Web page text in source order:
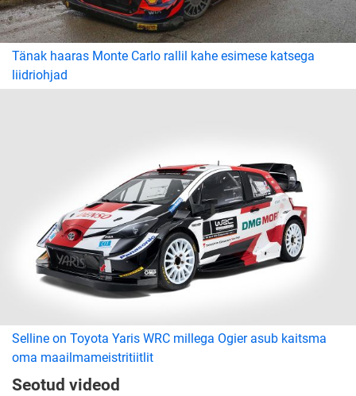
Tänak haaras Monte Carlo rallil kahe esimese katsega
liidriohjad
Selline on Toyota Yaris WRC millega Ogier asub kaitsma
oma maailmameistritiitlit
Seotud videod